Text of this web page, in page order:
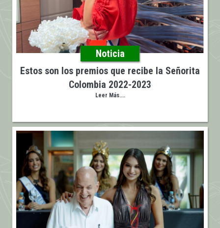
Noticia
Estos son los premios que recibe la Señorita
Colombia 2022-2023
Leer Más....